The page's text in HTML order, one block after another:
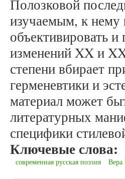
Полозковой
изучаемым, к нему
объективировать
изменений XX и
степени вбирает
герменевтики и
материал может
литературных
специфики
Ключевые слова:
современная русская поэзия Вера